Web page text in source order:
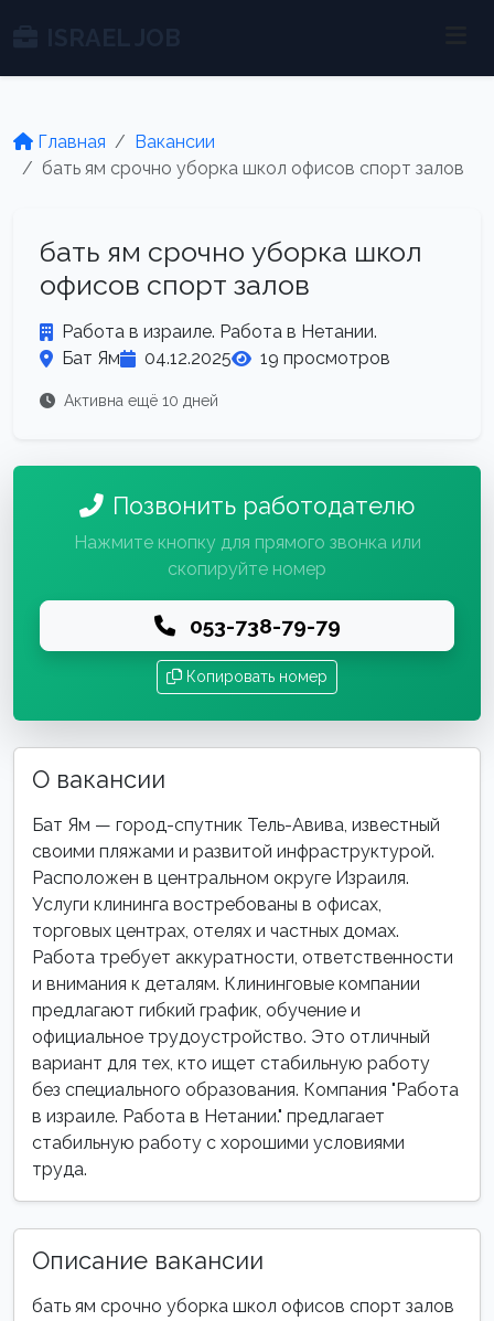
Главная
Вакансии
бать ям срочно уборка школ офисов спорт залов
бать ям срочно уборка школ
офисов спорт залов
Работа в израиле. Работа в Нетании.
Бат Ям
04.12.2025 19 просмотров
Активна ещё 10 дней
Позвонить работодателю
Нажмите кнопку для прямого звонка или
скопируйте номер
053-738-79-79
Копировать номер
О вакансии
Бат Ям — город-спутник Тель-Авива, известный
своими пляжами и развитой инфраструктурой.
Расположен в центральном округе Израиля.
Услуги клининга востребованы в офисах,
торговых центрах, отелях и частных домах.
Работа требует аккуратности, ответственности
и внимания к деталям. Клининговые компании
предлагают гибкий график, обучение и
официальное трудоустройство. Это отличный
вариант для тех, кто ищет стабильную работу
без специального образования. Компания "Работа
в израиле. Работа в Нетании." предлагает
стабильную работу с хорошими условиями
труда.
Описание вакансии
бать ям срочно уборка школ офисов спорт залов